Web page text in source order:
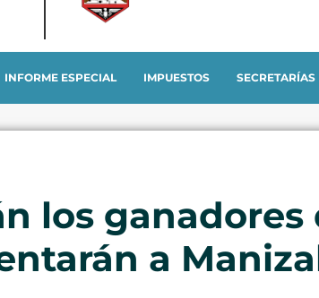
INFORME ESPECIAL IMPUESTOS SECRETARÍAS
los ganadores
a